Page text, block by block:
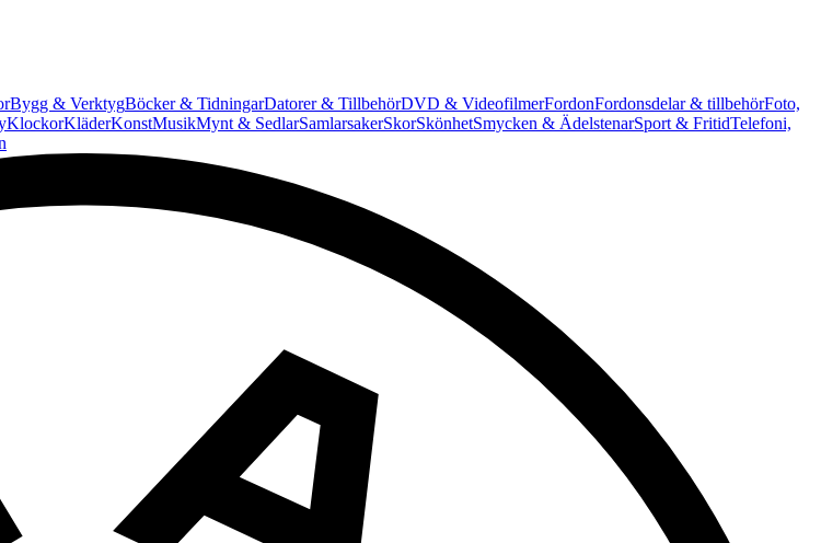
Bygg & VerktygBöcker & TidningarDatorer & TillbehörDVD & VideofilmerFordonFordonsdelar & tillbehörFoto,
KlockorKläderKonstMusikMynt & SedlarSamlarsakerSkorSkönhetSmycken & ÄdelstenarSport & FritidTelefoni,